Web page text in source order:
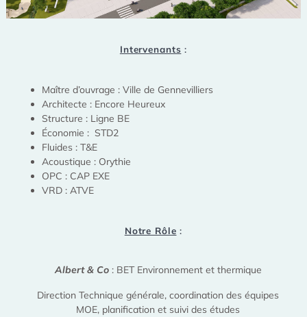
Intervenants :
Maître d’ouvrage : Ville de Gennevilliers
Architecte : Encore Heureux
Structure : Ligne BE
Économie : STD2
Fluides : T&E
Acoustique : Orythie
OPC : CAP EXE
VRD : ATVE
Notre Rôle :
Albert & Co: BET Environnement et thermique
Direction Technique générale, coordination des équipes
MOE, planification et suivi des études